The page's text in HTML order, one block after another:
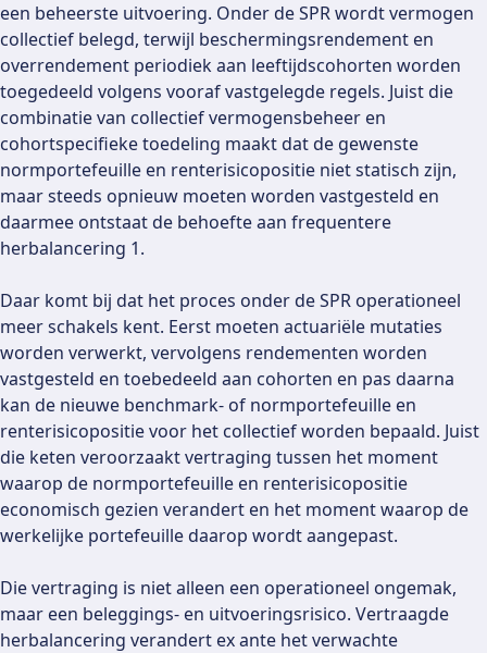
een beheerste uitvoering. Onder de SPR wordt vermogen
collectief belegd, terwijl beschermingsrendement en
overrendement periodiek aan leeftijdscohorten worden
toegedeeld volgens vooraf vastgelegde regels. Juist die
combinatie van collectief vermogensbeheer en
cohortspecifieke toedeling maakt dat de gewenste
normportefeuille en renterisicopositie niet statisch zijn,
maar steeds opnieuw moeten worden vastgesteld en
daarmee ontstaat de behoefte aan frequentere
herbalancering 1.
Daar komt bij dat het proces onder de SPR operationeel
meer schakels kent. Eerst moeten actuariële mutaties
worden verwerkt, vervolgens rendementen worden
vastgesteld en toebedeeld aan cohorten en pas daarna
kan de nieuwe benchmark- of normportefeuille en
renterisicopositie voor het collectief worden bepaald. Juist
die keten veroorzaakt vertraging tussen het moment
waarop de normportefeuille en renterisicopositie
economisch gezien verandert en het moment waarop de
werkelijke portefeuille daarop wordt aangepast.
Die vertraging is niet alleen een operationeel ongemak,
maar een beleggings- en uitvoeringsrisico. Vertraagde
herbalancering verandert ex ante het verwachte